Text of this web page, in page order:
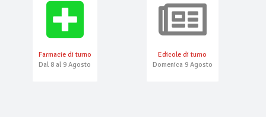
Farmacie di turno
Dal 8 al 9 Agosto
Edicole di turno
Domenica 9 Agosto